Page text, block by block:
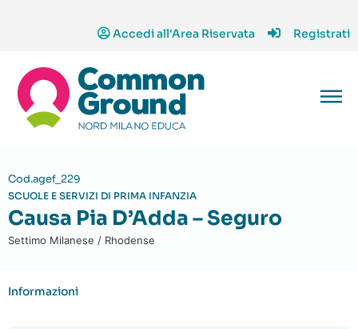
Accedi all'Area Riservata Registrati
Cod.agef_229
SCUOLE E SERVIZI DI PRIMA INFANZIA
Causa Pia D’Adda – Seguro
Settimo Milanese / Rhodense
Informazioni